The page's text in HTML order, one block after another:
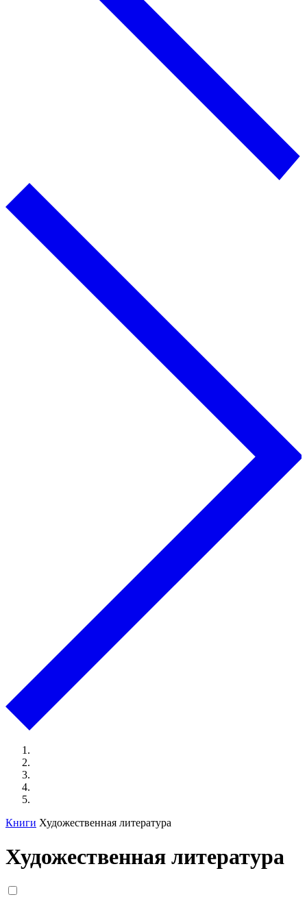
Книги Художественная литература
Художественная литература